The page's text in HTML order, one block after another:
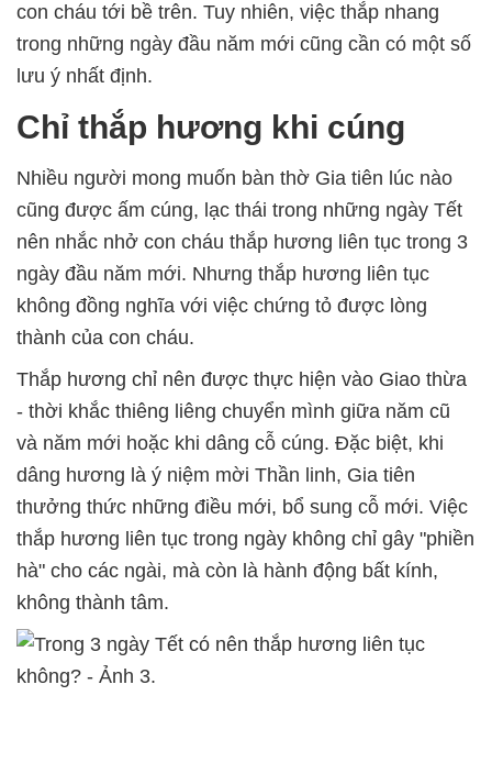
con cháu tới bề trên. Tuy nhiên, việc thắp nhang
trong những ngày đầu năm mới cũng cần có một số
lưu ý nhất định.
Chỉ thắp hương khi cúng
Nhiều người mong muốn bàn thờ Gia tiên lúc nào
cũng được ấm cúng, lạc thái trong những ngày Tết
nên nhắc nhở con cháu thắp hương liên tục trong 3
ngày đầu năm mới. Nhưng thắp hương liên tục
không đồng nghĩa với việc chứng tỏ được lòng
thành của con cháu.
Thắp hương chỉ nên được thực hiện vào Giao thừa
- thời khắc thiêng liêng chuyển mình giữa năm cũ
và năm mới hoặc khi dâng cỗ cúng. Đặc biệt, khi
dâng hương là ý niệm mời Thần linh, Gia tiên
thưởng thức những điều mới, bổ sung cỗ mới. Việc
thắp hương liên tục trong ngày không chỉ gây "phiền
hà" cho các ngài, mà còn là hành động bất kính,
không thành tâm.